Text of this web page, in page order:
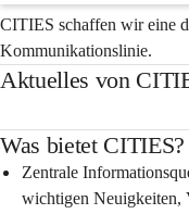
CITIES schaffen wir eine
Kommunikationslinie.
Aktuelles von
Was bietet CITIES?
Zentrale
wichtigen Neuigkeiten,